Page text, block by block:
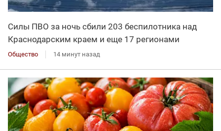
Силы ПВО за ночь сбили 203 беспилотника над
Краснодарским краем и еще 17 регионами
Общество 14 минут назад